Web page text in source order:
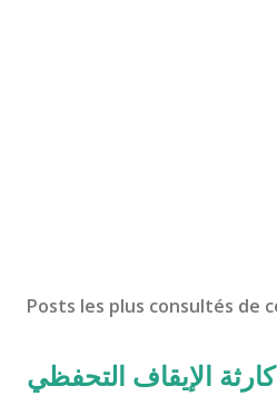
Posts les plus consultés de
الإيقاف التحفظي